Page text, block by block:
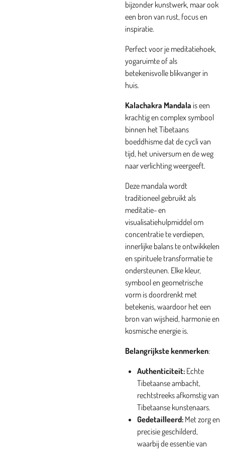
bijzonder kunstwerk, maar ook
een bron van rust, focus en
inspiratie.
Perfect voor je meditatiehoek,
yogaruimte of als
betekenisvolle blikvanger in
huis.
Kalachakra Mandala is een
krachtig en complex symbool
binnen het Tibetaans
boeddhisme dat de cycli van
tijd, het universum en de weg
naar verlichting weergeeft.
Deze mandala wordt
traditioneel gebruikt als
meditatie- en
visualisatiehulpmiddel om
concentratie te verdiepen,
innerlijke balans te ontwikkelen
en spirituele transformatie te
ondersteunen. Elke kleur,
symbool en geometrische
vorm is doordrenkt met
betekenis, waardoor het een
bron van wijsheid, harmonie en
kosmische energie is.
Belangrijkste kenmerken:
Authenticiteit: Echte
Tibetaanse ambacht,
rechtstreeks afkomstig van
Tibetaanse kunstenaars.
Gedetailleerd: Met zorg en
precisie geschilderd,
waarbij de essentie van